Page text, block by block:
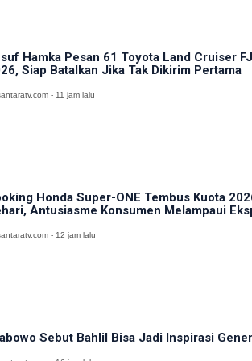
Hamka Pesan 61 Toyota Land Cruiser
Siap Batalkan Jika Tak Dikirim Pertama
- 11 jam lalu
Honda Super-ONE Tembus Kuota
Antusiasme Konsumen Melampaui
- 12 jam lalu
Sebut Bahlil Bisa Jadi Inspirasi